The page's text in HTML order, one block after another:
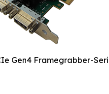
Gen4 Framegrabber-